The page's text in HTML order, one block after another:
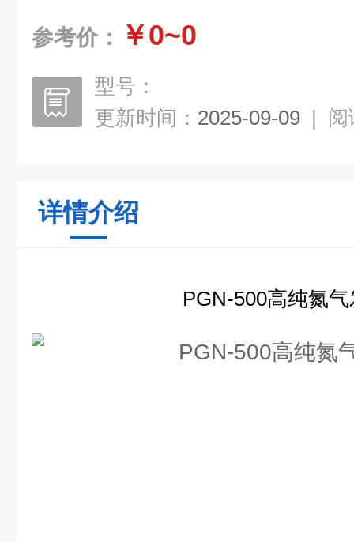
参考价： ￥0~0
型号：
更新时间： 2025-09-09 | 阅
详情介绍
PGN-500高纯氮